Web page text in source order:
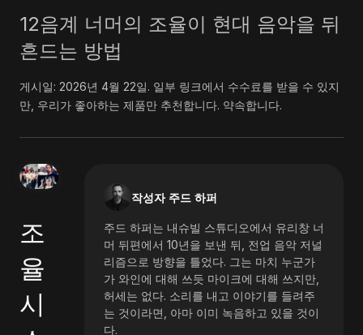
12음계 너머의 조율이 현대 음악을 뒤
흔드는 방법
게시일: 2026년 4월 22일. 일부 링크에서 수수료를 받을 수 있지
만, 우리가 좋아하는 제품만 추천합니다. 약속합니다.
작성자 주드 하퍼
주드 하퍼는 내슈빌 스튜디오에서 유리창 너
머 뒤편에서 10년을 보낸 뒤, 전업 음악 저널
리즘으로 방향을 틀었다. 그는 마치 누군가
가 와인에 대해 쓰듯 마이크에 대해 쓰지만,
허세는 없다. 소리를 내고 이야기를 들려주
는 것이라면, 아마 이미 녹음하고 있을 것이
다.
조
율
시